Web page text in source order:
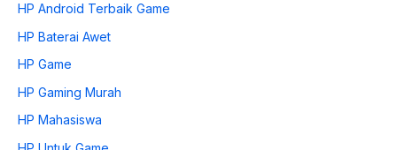
HP Android Terbaik Game
HP Baterai Awet
HP Game
HP Gaming Murah
HP Mahasiswa